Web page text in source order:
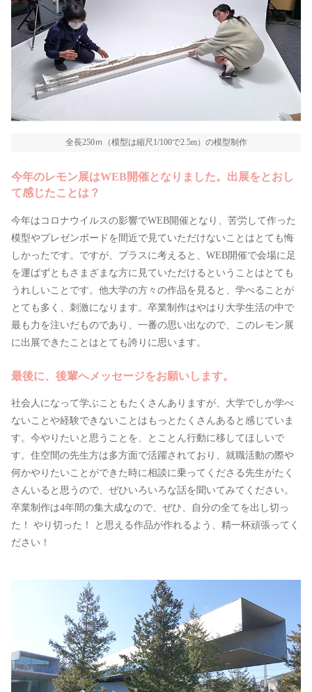
全長250ｍ（模型は縮尺1/100で2.5m）の模型制作
今年のレモン展はWEB開催となりました。出展をとおし
て感じたことは？
今年はコロナウイルスの影響でWEB開催となり、苦労して作った
模型やプレゼンボードを間近で見ていただけないことはとても悔
しかったです。ですが、プラスに考えると、WEB開催で会場に足
を運ばずともさまざまな方に見ていただけるということはとても
うれしいことです。他大学の方々の作品を見ると、学べることが
とても多く、刺激になります。卒業制作はやはり大学生活の中で
最も力を注いだものであり、一番の思い出なので、このレモン展
に出展できたことはとても誇りに思います。
最後に、後輩へメッセージをお願いします。
社会人になって学ぶこともたくさんありますが、大学でしか学べ
ないことや経験できないことはもっとたくさんあると感じていま
す。今やりたいと思うことを、とことん行動に移してほしいで
す。住空間の先生方は多方面で活躍されており、就職活動の際や
何かやりたいことができた時に相談に乗ってくださる先生がたく
さんいると思うので、ぜひいろいろな話を聞いてみてください。
卒業制作は4年間の集大成なので、ぜひ、自分の全てを出し切っ
た！ やり切った！ と思える作品が作れるよう、精一杯頑張ってく
ださい！